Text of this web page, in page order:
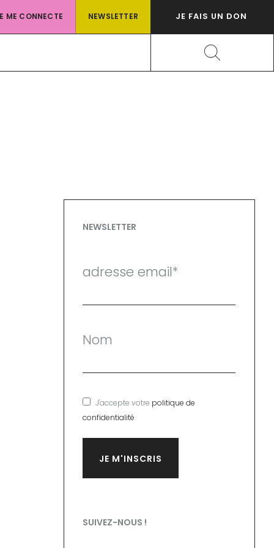
ME CONNECTE NEWSLETTER JE FAIS UN DON
Rechercher
NEWSLETTER
adresse email*
Nom
J'accepte votre politique de
confidentialité
SUIVEZ-NOUS !